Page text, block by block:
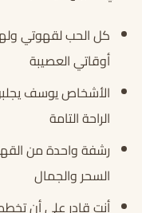
كل الحب لقهوتي
أوقاتي العصيبة
الأشخاص يوسف
الراحة التامة
رشفة واحدة من
السحر والجمال
أنت قادر على أن